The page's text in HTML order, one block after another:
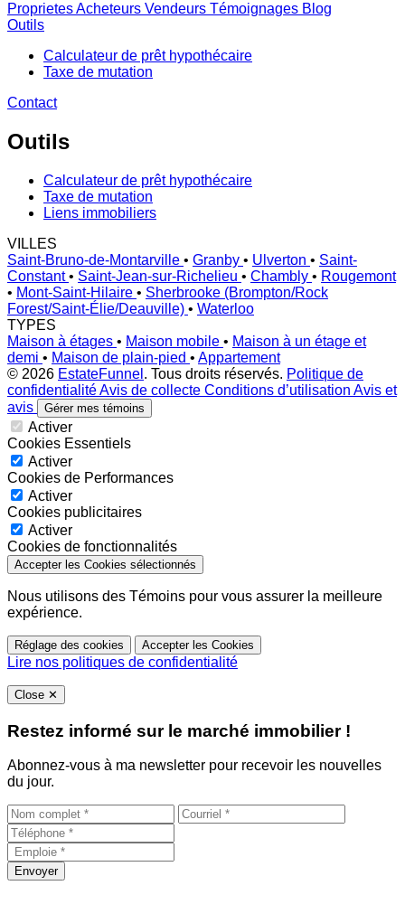
ProprietesAcheteurs Vendeurs Témoignages Blog
Outils
Calculateur de prêt hypothécaire
Taxe de mutation
Contact
Outils
Calculateur de prêt hypothécaire
Taxe de mutation
Liens immobiliers
VILLES
Saint-Bruno-de-Montarville • Granby • Ulverton • Saint-
Constant• Saint-Jean-sur-Richelieu • Chambly • Rougemont
• Mont-Saint-Hilaire • Sherbrooke (Brompton/Rock
Forest/Saint-Élie/Deauville) • Waterloo
TYPES
Maison à étages • Maison mobile • Maison à un étage et
demi • Maison de plain-pied • Appartement
© 2026 EstateFunnel . Tous droits réservés. Politique de
confidentialitéAvis de collecte Conditions d’utilisation Avis et
avis
Gérer mes témoins
Activer
Cookies Essentiels
Activer
Cookies de Performances
Activer
Cookies publicitaires
Activer
Cookies de fonctionnalités
Accepter les Cookies sélectionnés
Nous utilisons des Témoins pour vous assurer la meilleure
expérience.
Réglage des cookies Accepter les Cookies
Lire nos politiques de confidentialité
Close ✕
Restez informé sur le marché immobilier !
Abonnez-vous à ma newsletter pour recevoir les nouvelles
du jour.
Envoyer